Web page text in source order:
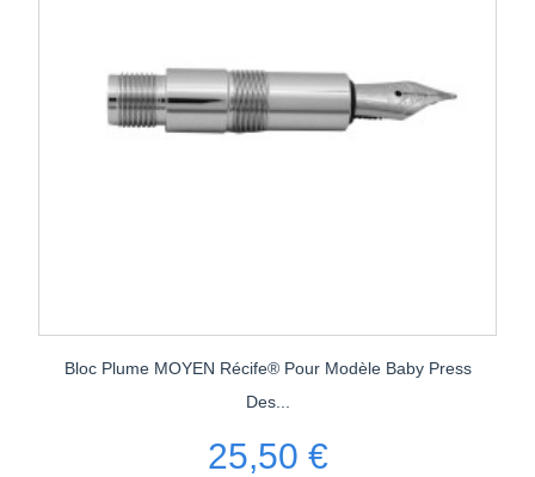
Bloc Plume MOYEN Récife® Pour Modèle Baby Press
Des...
25,50 €